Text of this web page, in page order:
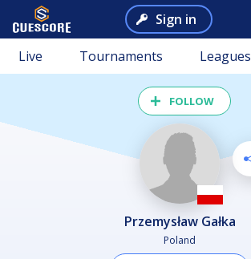
Sign in
Live Tournaments Leagues
FOLLOW
Przemysław Gałka
Poland